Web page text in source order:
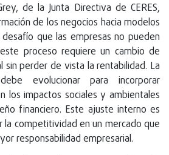
de la Junta Directiva de CERES,
de los negocios hacia modelos
que las empresas no pueden
proceso requiere un cambio de
sin perder de vista la rentabilidad. La
evolucionar para incorporar
los impactos sociales y ambientales
financiero. Este ajuste interno es
la competitividad en un mercado que
responsabilidad empresarial.